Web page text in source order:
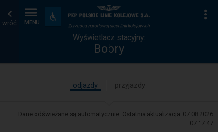
wróć MENU
Dostępność
i
udogodnienia
Wyświetlacz
stacyjny
Strona
główna
Wyświetlacz stacyjny:
Bobry
odjazdy przyjazdy
Dane odświeżane są automatycznie. Ostatnia aktualizacja: 07.08.2026
07:17:47